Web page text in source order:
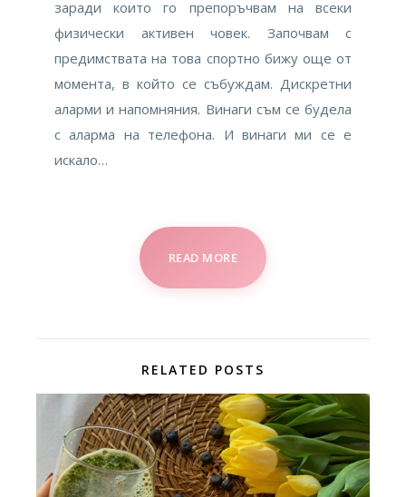
заради които го препоръчвам на всеки
физически активен човек. Започвам с
предимствата на това спортно бижу още от
момента, в който се събуждам. Дискретни
аларми и напомняния. Винаги съм се будела
с аларма на телефона. И винаги ми се е
искало…
READ MORE
RELATED POSTS